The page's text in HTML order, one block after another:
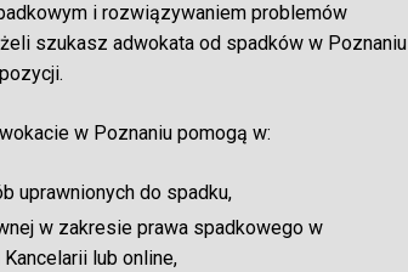
i rozwiązywaniem problemów
szukasz adwokata od spadków w Poznaniu
w Poznaniu pomogą w:
uprawnionych do spadku,
w zakresie prawa spadkowego w
lub online,